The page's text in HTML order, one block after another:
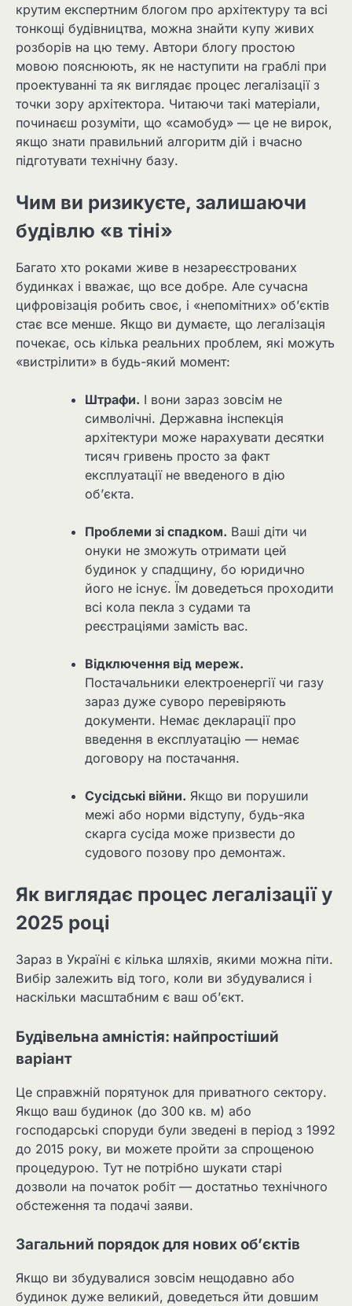
крутим експертним блогом про архітектуру та всі
тонкощі будівництва, можна знайти купу живих
розборів на цю тему. Автори блогу простою
мовою пояснюють, як не наступити на граблі при
проектуванні та як виглядає процес легалізації з
точки зору архітектора. Читаючи такі матеріали,
починаєш розуміти, що «самобуд» — це не вирок,
якщо знати правильний алгоритм дій і вчасно
підготувати технічну базу.
Чим ви ризикуєте, залишаючи
будівлю «в тіні»
Багато хто роками живе в незареєстрованих
будинках і вважає, що все добре. Але сучасна
цифровізація робить своє, і «непомітних» об’єктів
стає все менше. Якщо ви думаєте, що легалізація
почекає, ось кілька реальних проблем, які можуть
«вистрілити» в будь-який момент:
Штрафи. І вони зараз зовсім не
символічні. Державна інспекція
архітектури може нарахувати десятки
тисяч гривень просто за факт
експлуатації не введеного в дію
об’єкта.
Проблеми зі спадком. Ваші діти чи
онуки не зможуть отримати цей
будинок у спадщину, бо юридично
його не існує. Їм доведеться проходити
всі кола пекла з судами та
реєстраціями замість вас.
Відключення від мереж.
Постачальники електроенергії чи газу
зараз дуже суворо перевіряють
документи. Немає декларації про
введення в експлуатацію — немає
договору на постачання.
Сусідські війни. Якщо ви порушили
межі або норми відступу, будь-яка
скарга сусіда може призвести до
судового позову про демонтаж.
Як виглядає процес легалізації у
2025 році
Зараз в Україні є кілька шляхів, якими можна піти.
Вибір залежить від того, коли ви збудувалися і
наскільки масштабним є ваш об’єкт.
Будівельна амністія: найпростіший
варіант
Це справжній порятунок для приватного сектору.
Якщо ваш будинок (до 300 кв. м) або
господарські споруди були зведені в період з 1992
до 2015 року, ви можете пройти за спрощеною
процедурою. Тут не потрібно шукати старі
дозволи на початок робіт — достатньо технічного
обстеження та подачі заяви.
Загальний порядок для нових об’єктів
Якщо ви збудувалися зовсім нещодавно або
будинок дуже великий, доведеться йти довшим